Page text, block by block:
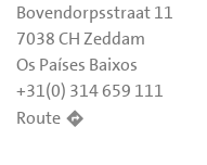
Bovendorpsstraat 11
7038 CH Zeddam
Os Países Baixos
+31(0) 314 659 111
Route